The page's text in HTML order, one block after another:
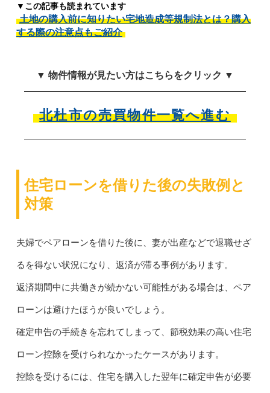
▼この記事も読まれています
土地の購入前に知りたい宅地造成等規制法とは？購入
する際の注意点もご紹介
▼ 物件情報が見たい方はこちらをクリック ▼
北杜市の売買物件一覧へ進む
住宅ローンを借りた後の失敗例と
対策
夫婦でペアローンを借りた後に、妻が出産などで退職せざ
るを得ない状況になり、返済が滞る事例があります。
返済期間中に共働きが続かない可能性がある場合は、ペア
ローンは避けたほうが良いでしょう。
確定申告の手続きを忘れてしまって、節税効果の高い住宅
ローン控除を受けられなかったケースがあります。
控除を受けるには、住宅を購入した翌年に確定申告が必要